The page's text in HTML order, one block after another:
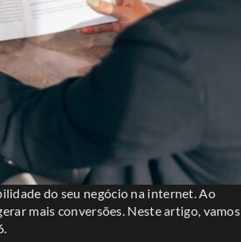
do seu negócio na internet. Ao
mais conversões. Neste artigo, vamos